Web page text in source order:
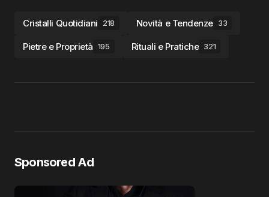
Cristalli Quotidiani 218 Novità e Tendenze 33
Pietre e Proprietà 195 Rituali e Pratiche 321
Sponsored Ad